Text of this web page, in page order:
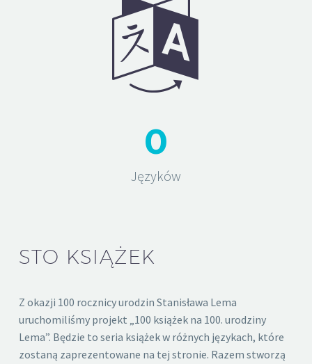


0
Języków
STO KSIĄŻEK
Z okazji 100 rocznicy urodzin Stanisława Lema
uruchomiliśmy projekt „100 książek na 100. urodziny
Lema”. Będzie to seria książek w różnych językach, które
zostaną zaprezentowane na tej stronie. Razem stworzą